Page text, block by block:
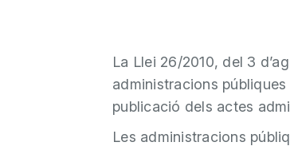
La Llei 26/2010, del 3
administracions
publicació dels actes
Les administracions